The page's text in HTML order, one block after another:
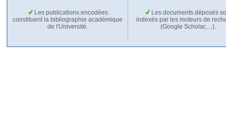
Les publications encodées
constituent la bibliographie académique
de l'Université.
Les documents déposés
indexés par les moteurs de
(Google Scholar,…).